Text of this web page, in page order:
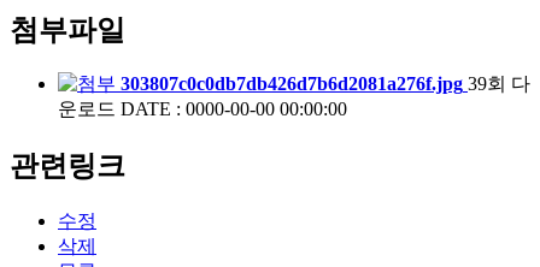
첨부파일
303807c0c0db7db426d7b6d2081a276f.jpg 39회 다
운로드 DATE : 0000-00-00 00:00:00
관련링크
수정
삭제